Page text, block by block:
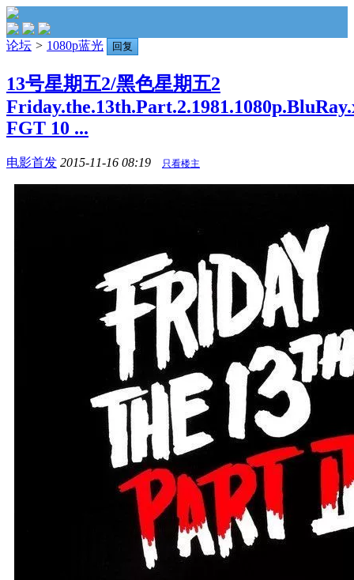
论坛 > 1080p蓝光 回复
13号星期五2/黑色星期五2
FGT 10 ...
电影首发 2015-11-16 08:19 只看楼主